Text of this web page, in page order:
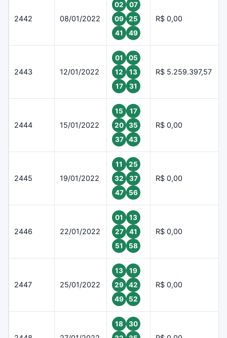
2442 08/01/2022
02
07
09
25
41
49
R$ 0,00
2443 12/01/2022
01
05
12
13
17
31
R$ 5.259.397,57
2444 15/01/2022
15
17
20
35
37
43
R$ 0,00
2445 19/01/2022
11
25
32
37
47
56
R$ 0,00
2446 22/01/2022
01
13
27
41
51
58
R$ 0,00
2447 25/01/2022
13
19
29
42
49
52
R$ 0,00
18
30